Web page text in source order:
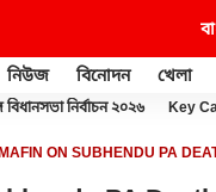
নিউজ বিনোদন খেলা
বিধানসভা নির্বাচন ২০২৬ Key
MAFIN ON SUBHENDU PA